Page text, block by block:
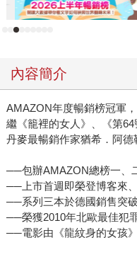
內容簡介
AMAZON年度暢銷榜冠軍
繼《籠裡的女人》、《第64
丹麥最暢銷作家猶希．阿德
──包辦AMAZON總榜一、
──上市首週即榮登博客來
──系列三本於德國銷售突破
──榮獲2010年北歐最佳犯罪
──電影由《龍紋身的女孩